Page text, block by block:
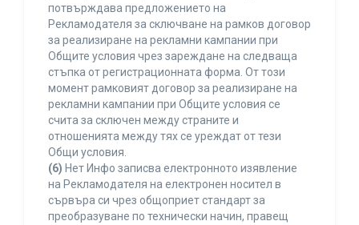
потвърждава предложението на
Рекламодателя за сключване на рамков договор
за реализиране на рекламни кампании при
Общите условия чрез зареждане на следваща
стъпка от регистрационната форма. От този
момент рамковият договор за реализиране на
рекламни кампании при Общите условия се
счита за сключен между страните и
отношенията между тях се уреждат от тези
Общи условия.
(6) Нет Инфо записва електронното изявление
на Рекламодателя на електронен носител в
сървъра си чрез общоприет стандарт за
преобразуване по технически начин, правещ